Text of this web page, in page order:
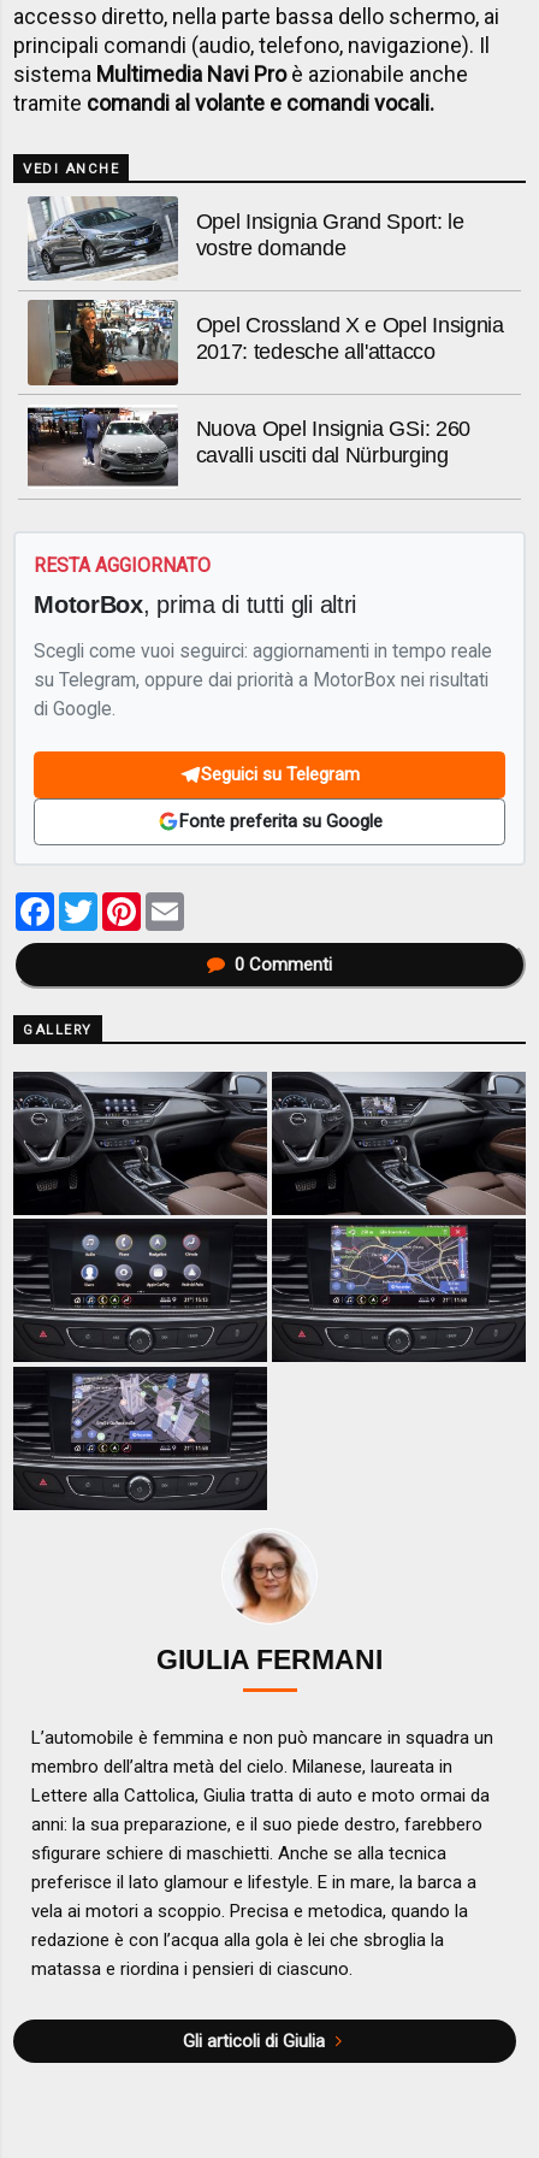
accesso diretto, nella parte bassa dello schermo, ai
principali comandi (audio, telefono, navigazione). Il
sistema Multimedia Navi Proè azionabile anche
tramite comandi al volante e comandi vocali.
VEDI ANCHE
Opel Insignia Grand Sport: le
vostre domande
Opel Crossland X e Opel Insignia
2017: tedesche all'attacco
Nuova Opel Insignia GSi: 260
cavalli usciti dal Nürburging
RESTA AGGIORNATO
MotorBox, prima di tutti gli altri
Scegli come vuoi seguirci: aggiornamenti in tempo reale
su Telegram, oppure dai priorità a MotorBox nei risultati
di Google.
Seguici su Telegram
Fonte preferita su Google
Facebook
TwitterPinterest
0Commenti
GALLERY
GIULIA FERMANI
L’automobile è femmina e non può mancare in squadra un
membro dell’altra metà del cielo. Milanese, laureata in
Lettere alla Cattolica, Giulia tratta di auto e moto ormai da
anni: la sua preparazione, e il suo piede destro, farebbero
sfigurare schiere di maschietti. Anche se alla tecnica
preferisce il lato glamour e lifestyle. E in mare, la barca a
vela ai motori a scoppio. Precisa e metodica, quando la
redazione è con l’acqua alla gola è lei che sbroglia la
matassa e riordina i pensieri di ciascuno.
Gli articoli di Giulia